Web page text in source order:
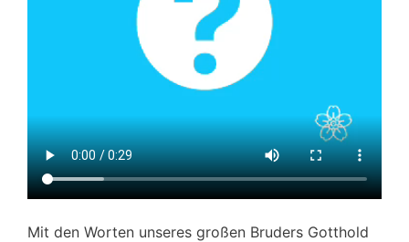
Mit den Worten unseres großen Bruders Gotthold